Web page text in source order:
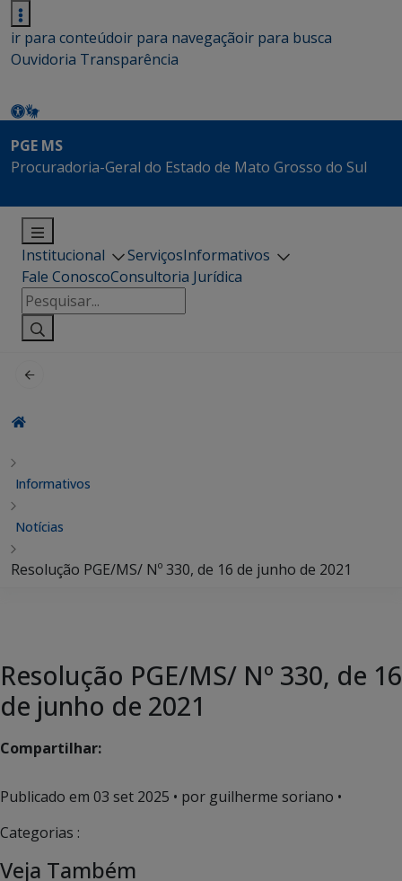
ir para conteúdoir para navegaçãoir para busca
Ouvidoria Transparência
PGE MS
Procuradoria-Geral do Estado de Mato Grosso do Sul
Institucional ServiçosInformativos
Fale ConoscoConsultoria Jurídica
Pesquisar
por:
Informativos
Notícias
Resolução PGE/MS/ Nº 330, de 16 de junho de 2021
Resolução PGE/MS/ Nº 330, de 16
de junho de 2021
Compartilhar:
Publicado em 03 set 2025 • por guilherme soriano •
Categorias :
Veja Também